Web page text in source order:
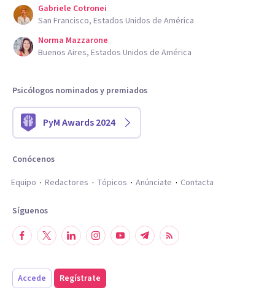
Gabriele Cotronei
San Francisco, Estados Unidos de América
Norma Mazzarone
Buenos Aires, Estados Unidos de América
Psicólogos nominados y premiados
PyM Awards 2024
Conócenos
Equipo
Redactores Tópicos Anúnciate Contacta
Síguenos
Accede Regístrate